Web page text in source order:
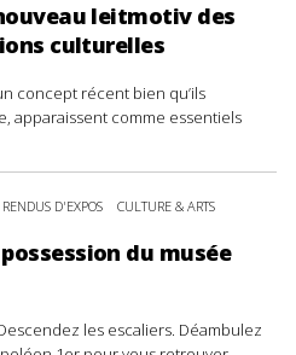
leitmotiv des
culturelles
concept récent bien qu’ils
apparaissent comme essentiels
D'EXPOS CULTURE & ARTS
du musée
les escaliers. Déambulez